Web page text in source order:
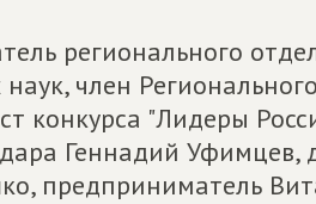
регионального
член
конкурса "Лидеры
Геннадий Уфимцев,
предприниматель